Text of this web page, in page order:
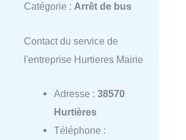
Catégorie : Arrêt de bus
Contact du service de
l'entreprise Hurtieres Mairie
Adresse : 38570
Hurtières
Téléphone :